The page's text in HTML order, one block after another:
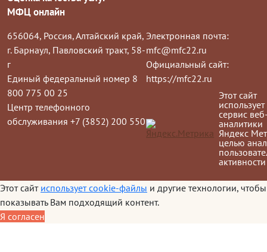
МФЦ онлайн
656064, Россия, Алтайский край,
г. Барнаул, Павловский тракт, 58-
г
Единый федеральный номер 8
800 775 00 25
Центр телефонного
обслуживания +7 (3852) 200 550
Электронная почта:
mfc@mfc22.ru
Официальный сайт:
https://mfc22.ru
Этот сайт
использует
сервис
аналитики
Яндекс
целью
активности
Этот сайт использует cookie-файлы и другие технологии, чтобы
показывать Вам подходящий контент.
Я согласен